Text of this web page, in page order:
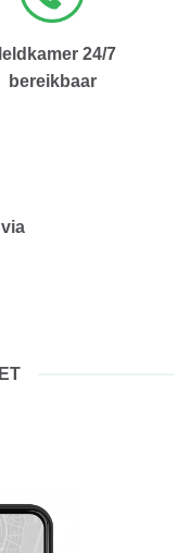
24/7
bereikbaar